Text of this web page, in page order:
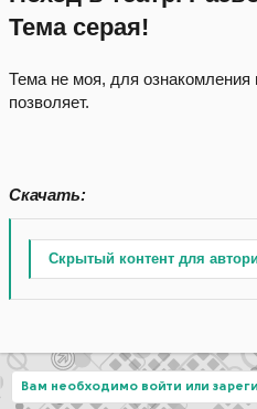
Тема серая!
Тема не моя, для ознакомления
позволяет.
Скачать:
Скрытый контент для
Вам необходимо войти или